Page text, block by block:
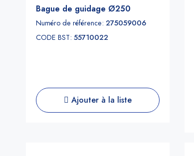
Bague de guidage Ø250
Numéro de référence: 275059006
CODE BST: 55710022
Ajouter à la liste